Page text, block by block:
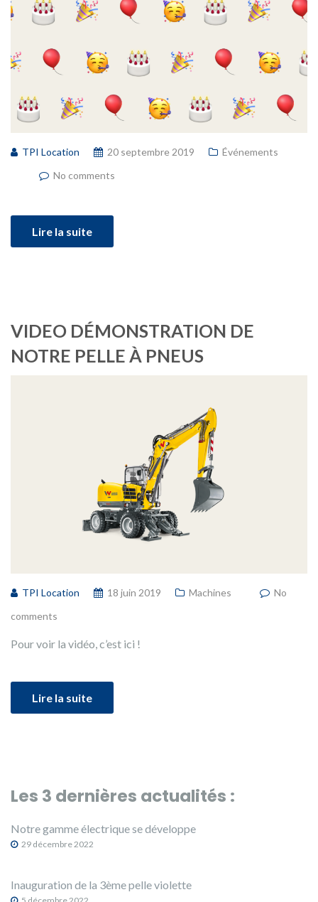
TPI Location 20 septembre 2019
Événements
No comments
Lire la suite
VIDEO DÉMONSTRATION DE
NOTRE PELLE À PNEUS
TPI Location 18 juin 2019 Machines
No
comments
Pour voir la vidéo, c’est ici !
Lire la suite
Les 3 dernières actualités :
Notre gamme électrique se développe
29 décembre 2022
Inauguration de la 3ème pelle violette